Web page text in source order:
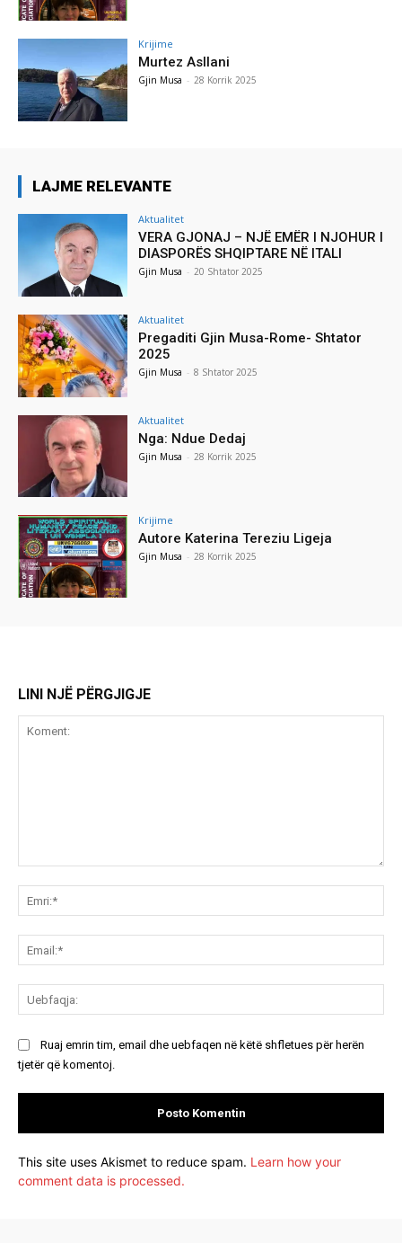
Krijime
Murtez Asllani
Gjin Musa - 28 Korrik 2025
LAJME RELEVANTE
Aktualitet
VERA GJONAJ – NJË EMËR I NJOHUR I
DIASPORËS SHQIPTARE NË ITALI
Gjin Musa - 20 Shtator 2025
Aktualitet
Pregaditi Gjin Musa-Rome- Shtator
2025
Gjin Musa - 8 Shtator 2025
Aktualitet
Nga: Ndue Dedaj
Gjin Musa - 28 Korrik 2025
Krijime
Autore Katerina Tereziu Ligeja
Gjin Musa - 28 Korrik 2025
LINI NJË PËRGJIGJE
Ruaj emrin tim, email dhe uebfaqen në këtë shfletues për herën
tjetër që komentoj.
This site uses Akismet to reduce spam. Learn how your
comment data is processed.